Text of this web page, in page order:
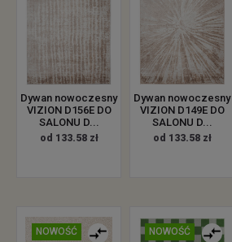
Dywan nowoczesny
VIZION D156E DO
SALONU D...
od 133.58 zł
Dywan nowoczesny
VIZION D149E DO
SALONU D...
od 133.58 zł
NOWOŚĆ NOWOŚĆ